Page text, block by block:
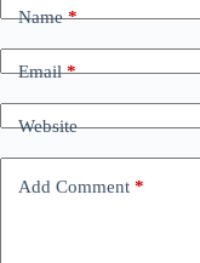
Name*
Email*
Website
Add Comment *